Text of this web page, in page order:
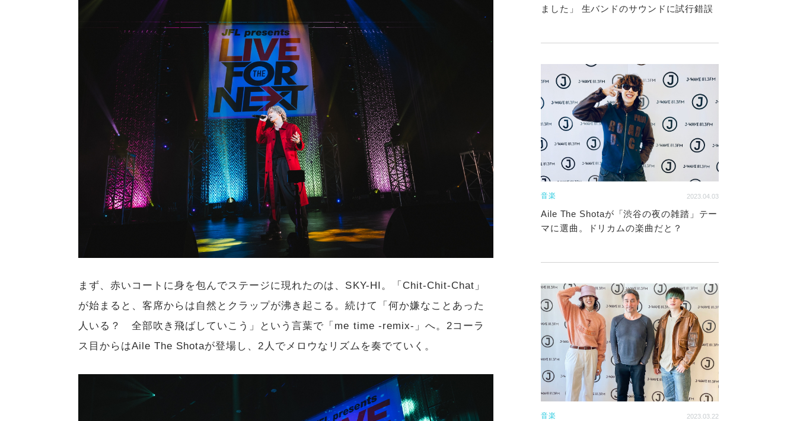
まず、赤いコートに身を包んでステージに現れたのは、SKY-HI。「Chit-Chit-Chat」
が始まると、客席からは自然とクラップが沸き起こる。続けて「何か嫌なことあった
人いる？ 全部吹き飛ばしていこう」という言葉で「me time -remix-」へ。2コーラ
ス目からはAile The Shotaが登場し、2人でメロウなリズムを奏でていく。
ました」 生バンドのサウンドに試行錯誤
音楽 2023.04.03
Aile The Shotaが「渋谷の夜の雑踏」テー
マに選曲。ドリカムの楽曲だと？
音楽 2023.03.22